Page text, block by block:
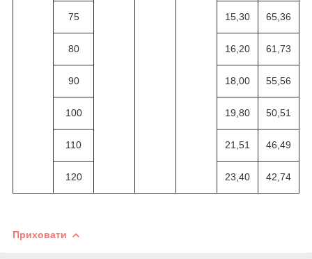
75 15,30 65,36
80 16,20 61,73
90 18,00 55,56
100 19,80 50,51
110 21,51 46,49
120 23,40 42,74
Приховати